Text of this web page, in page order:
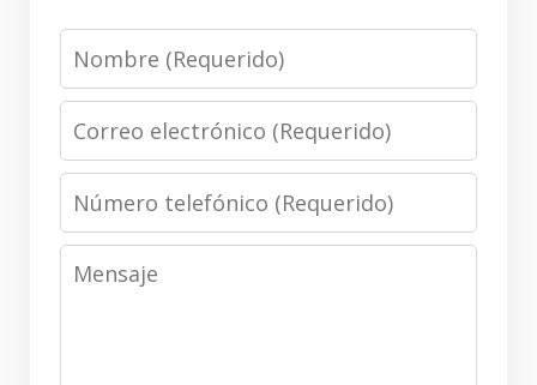
Nombre
Correo
electrónico
Número
telefónico
Mensaje